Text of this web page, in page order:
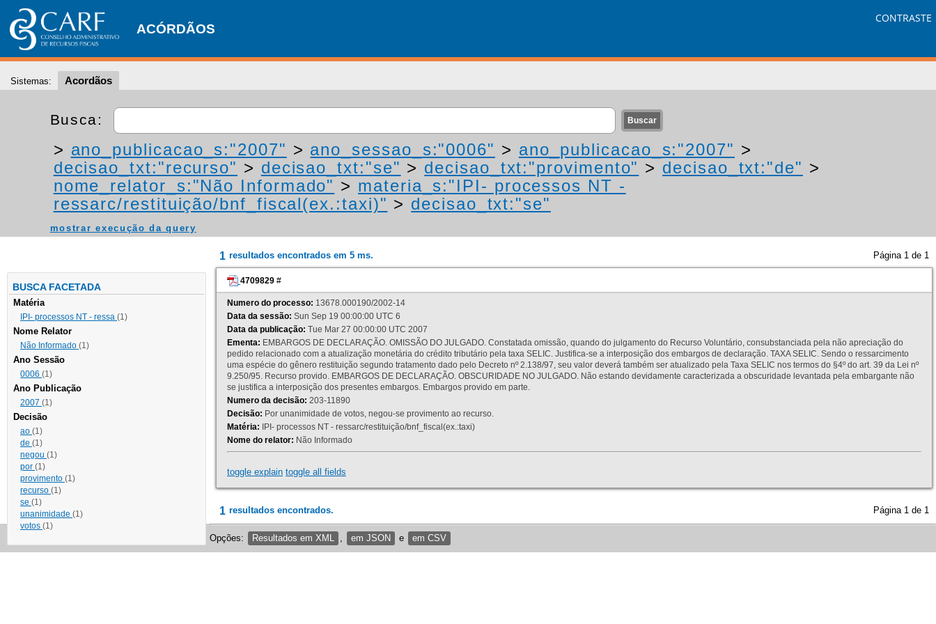
ACÓRDÃOS
CONTRASTE
Sistemas: Acordãos
Busca:
> ano_publicacao_s:"2007" > ano_sessao_s:"0006" > ano_publicacao_s:"2007" >
decisao_txt:"recurso" > decisao_txt:"se" > decisao_txt:"provimento" > decisao_txt:"de" >
nome_relator_s:"Não Informado" > materia_s:"IPI- processos NT -
ressarc/restituição/bnf_fiscal(ex.:taxi)" > decisao_txt:"se"
mostrar execução da query
BUSCA FACETADA
Matéria
IPI- processos NT - ressa (1)
Nome Relator
Não Informado (1)
Ano Sessão
0006 (1)
Ano Publicação
2007 (1)
Decisão
ao (1)
de (1)
negou (1)
por (1)
provimento (1)
recurso (1)
se (1)
unanimidade (1)
votos (1)
1 resultados encontrados em 5 ms. Página 1 de 1
4709829 #
Numero do processo: 13678.000190/2002-14
Data da sessão: Sun Sep 19 00:00:00 UTC 6
Data da publicação: Tue Mar 27 00:00:00 UTC 2007
Ementa: EMBARGOS DE DECLARAÇÃO. OMISSÃO DO JULGADO. Constatada omissão, quando do julgamento do Recurso Voluntário, consubstanciada pela não apreciação do
pedido relacionado com a atualização monetária do crédito tributário pela taxa SELIC. Justifica-se a interposição dos embargos de declaração. TAXA SELIC. Sendo o ressarcimento
uma espécie do gênero restituição segundo tratamento dado pelo Decreto nº 2.138/97, seu valor deverá também ser atualizado pela Taxa SELIC nos termos do §4º do art. 39 da Lei nº
9.250/95. Recurso provido. EMBARGOS DE DECLARAÇÃO. OBSCURIDADE NO JULGADO. Não estando devidamente caracterizada a obscuridade levantada pela embargante não
se justifica a interposição dos presentes embargos. Embargos provido em parte.
Numero da decisão: 203-11890
Decisão: Por unanimidade de votos, negou-se provimento ao recurso.
Matéria: IPI- processos NT - ressarc/restituição/bnf_fiscal(ex.:taxi)
Nome do relator: Não Informado
toggle explain toggle all fields
1 resultados encontrados. Página 1 de 1
Opções: Resultados em XML em JSON e em CSV